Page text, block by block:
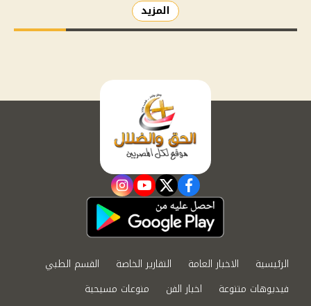
المزيد
facebook
twitter
youtube
instagram
الرئيسية الاخبار العامة التقارير الخاصة
القسم الطبي
فيديوهات متنوعة
اخبار الفن
منوعات مسيحية